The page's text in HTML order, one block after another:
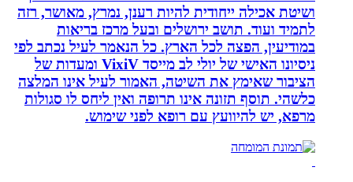
ושיטת אכילה ייחודית להיות רענן, נמרץ, מאושר, רזה
לתמיד ועוד. תושב ירושלים ובעל מרכז בריאות
במודיעין, הפצה לכל הארץ. כל הנאמר לעיל נכתב לפי
ניסיונו האישי של יולי לב מייסד VixiV ומעדות של
הציבור שאימץ את השיטה, האמור לעיל אינו המלצה
כלשהי. תוסף תזונה אינו תרופה ואין ליחס לו סגולות
מרפא, יש להיוועץ עם רופא לפני שימוש.